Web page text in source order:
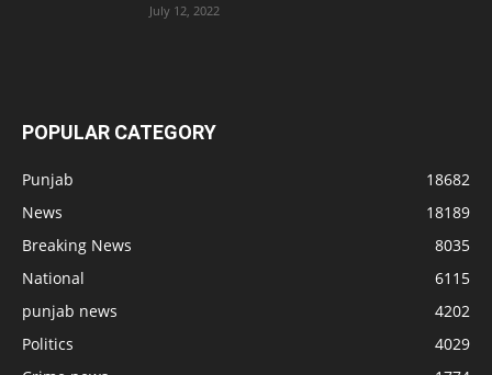
July 12, 2022
POPULAR CATEGORY
Punjab
18682
News
18189
Breaking News
8035
National
6115
punjab news
4202
Politics
4029